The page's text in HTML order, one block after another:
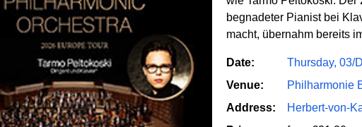
begnadeter Pianist bei
macht, übernahm bereits
Date:
Thursday, 03/
Venue:
Philharmonie
Address:
Herbert-von-